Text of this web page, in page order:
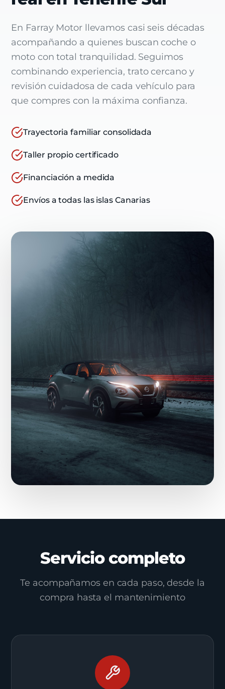
En Farray Motor llevamos casi seis décadas
acompañando a quienes buscan coche o
moto con total tranquilidad. Seguimos
combinando experiencia, trato cercano y
revisión cuidadosa de cada vehículo para
que compres con la máxima confianza.
Trayectoria familiar consolidada
Taller propio certificado
Financiación a medida
Envíos a todas las islas Canarias
Servicio completo
Te acompañamos en cada paso, desde la
compra hasta el mantenimiento